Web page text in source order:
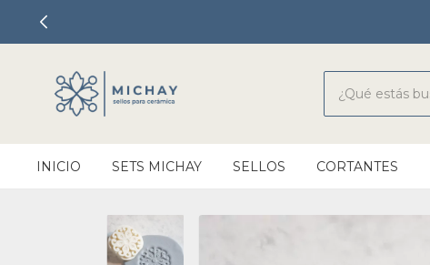
INICIO SETS MICHAY SELLOS CORTANTES